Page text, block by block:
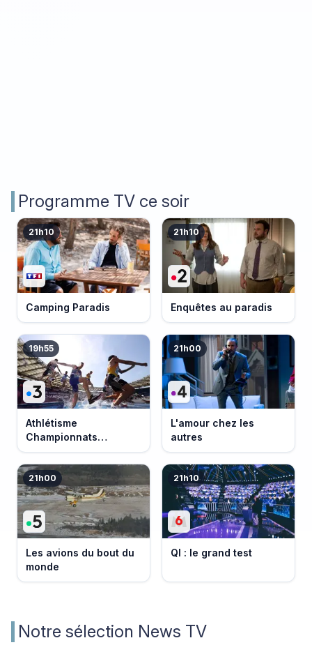
Programme TV ce soir
21h10
Camping Paradis
21h10
Enquêtes au paradis
19h55
Athlétisme
Championnats
d'Europe 2026
21h00
L'amour chez les
autres
21h00
Les avions du bout du
monde
21h10
QI : le grand test
Notre sélection News TV